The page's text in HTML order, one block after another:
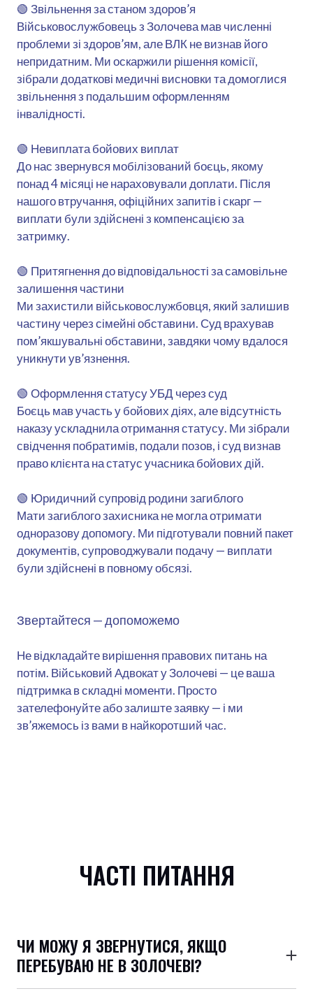
🟢 Звільнення за станом здоров’я
Військовослужбовець з Золочева мав численні
проблеми зі здоров’ям, але ВЛК не визнав його
непридатним. Ми оскаржили рішення комісії,
зібрали додаткові медичні висновки та домоглися
звільнення з подальшим оформленням
інвалідності.
🟢 Невиплата бойових виплат
До нас звернувся мобілізований боєць, якому
понад 4 місяці не нараховували доплати. Після
нашого втручання, офіційних запитів і скарг —
виплати були здійснені з компенсацією за
затримку.
🟢 Притягнення до відповідальності за самовільне
залишення частини
Ми захистили військовослужбовця, який залишив
частину через сімейні обставини. Суд врахував
пом’якшувальні обставини, завдяки чому вдалося
уникнути ув’язнення.
🟢 Оформлення статусу УБД через суд
Боєць мав участь у бойових діях, але відсутність
наказу ускладнила отримання статусу. Ми зібрали
свідчення побратимів, подали позов, і суд визнав
право клієнта на статус учасника бойових дій.
🟢 Юридичний супровід родини загиблого
Мати загиблого захисника не могла отримати
одноразову допомогу. Ми підготували повний пакет
документів, супроводжували подачу — виплати
були здійснені в повному обсязі.
Звертайтеся — допоможемо
Не відкладайте вирішення правових питань на
потім. Військовий Адвокат у Золочеві — це ваша
підтримка в складні моменти. Просто
зателефонуйте або залиште заявку — і ми
зв’яжемось із вами в найкоротший час.
ЧАСТІ ПИТАННЯ
ЧИ МОЖУ Я ЗВЕРНУТИСЯ, ЯКЩО
ПЕРЕБУВАЮ НЕ В ЗОЛОЧЕВІ?